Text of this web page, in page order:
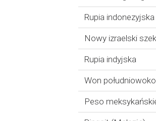
Rupia indonezyjska
Nowy izraelski
Rupia indyjska
Won
Peso